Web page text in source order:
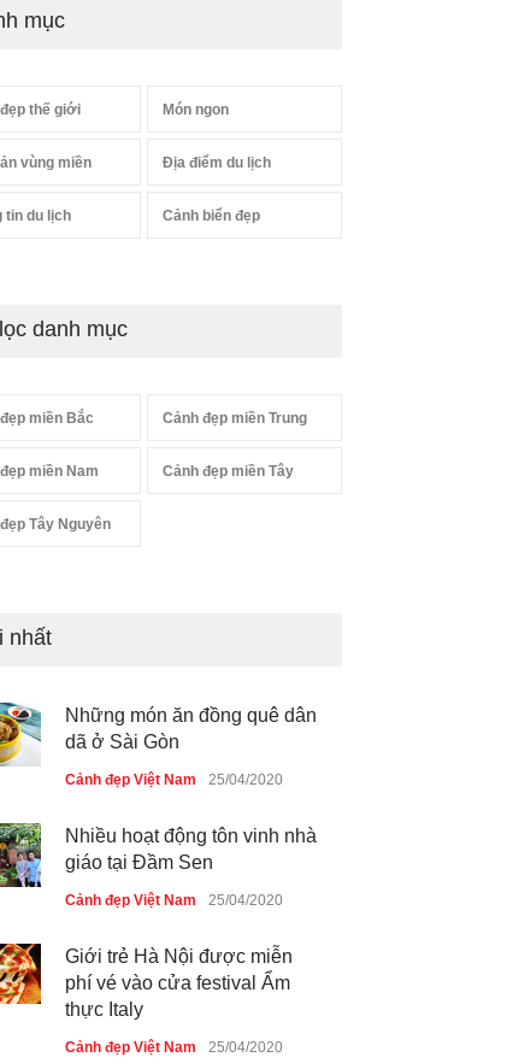
mục
thế giới Món ngon
vùng miền Địa điểm du lịch
tin du lịch Cảnh biển đẹp
danh mục
miền Bắc Cảnh đẹp miền Trung
miền Nam Cảnh đẹp miền Tây
Tây Nguyên
nhất
Những món ăn đồng quê dân
dã ở Sài Gòn
Cảnh đẹp Việt Nam 25/04/2020
Nhiều hoạt động tôn vinh nhà
giáo tại Đầm Sen
Cảnh đẹp Việt Nam 25/04/2020
Giới trẻ Hà Nội được miễn
phí vé vào cửa festival Ẩm
thực Italy
Cảnh đẹp Việt Nam 25/04/2020